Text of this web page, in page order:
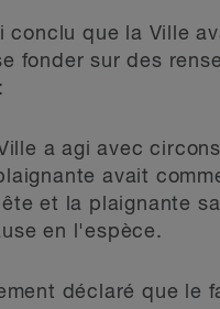
conclu que la Ville
fonder sur des
a agi avec
avait
et la plaignante
en l'espèce.
déclaré que le